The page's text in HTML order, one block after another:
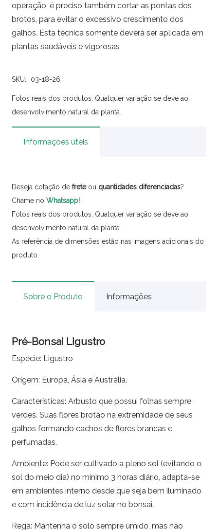
operação, é preciso também cortar as pontas dos
brotos, para evitar o excessivo crescimento dos
galhos. Esta técnica somente deverá ser aplicada em
plantas saudáveis e vigorosas
SKU: 03-18-26
Fotos reais dos produtos. Qualquer variação se deve ao
desenvolvimento natural da planta.
Informações úteis
Deseja cotação de freteou quantidades diferenciadas?
Chame no Whatsapp!
Fotos reais dos produtos. Qualquer variação se deve ao
desenvolvimento natural da planta.
As referência de dimensões estão nas imagens adicionais do
produto.
Sobre o Produto Informações
Pré-Bonsai Ligustro
Espécie: Ligustro
Origem: Europa, Ásia e Austrália.
Características: Arbusto que possui folhas sempre
verdes. Suas flores brotão na extremidade de seus
galhos formando cachos de flores brancas e
perfumadas.
Ambiente: Pode ser cultivado a pleno sol (evitando o
sol do meio dia) no mínimo 3 horas diário, adapta-se
em ambientes interno desde que seja bem iluminado
e com incidência de luz solar no bonsai.
Rega: Mantenha o solo sempre úmido, mas não